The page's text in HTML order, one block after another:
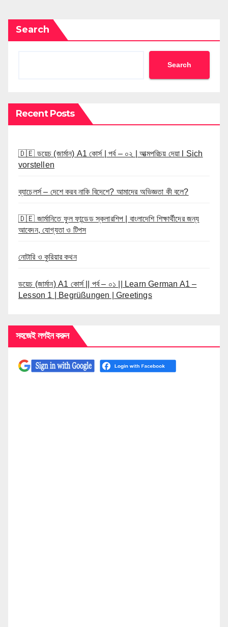
Search
Search
Recent Posts
🇩🇪 ডয়েচ (জার্মান) A1 কোর্স | পর্ব – ০২ | আত্মপরিচয় দেয়া l Sich
vorstellen
ব্যাচেলর্স – দেশে করব নাকি বিদেশে? আমাদের অভিজ্ঞতা কী বলে?
🇩🇪 জার্মানিতে ফুল ফান্ডেড স্কলারশিপ | বাংলাদেশি শিক্ষার্থীদের জন্য
আবেদন, যোগ্যতা ও টিপস
নোটারি ও কুরিয়ার কথন
ডয়েচ (জার্মান) A1 কোর্স || পর্ব – ০১ || Learn German A1 –
Lesson 1 | Begrüßungen | Greetings
সহজেই লগইন করুন